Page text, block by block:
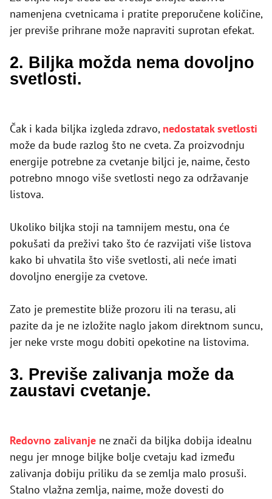
namenjena cvetnicama i pratite preporučene količine,
jer previše prihrane može napraviti suprotan efekat.
2. Biljka možda nema dovoljno
svetlosti.
Čak i kada biljka izgleda zdravo, nedostatak svetlosti
može da bude razlog što ne cveta. Za proizvodnju
energije potrebne za cvetanje biljci je, naime, često
potrebno mnogo više svetlosti nego za održavanje
listova.
Ukoliko biljka stoji na tamnijem mestu, ona će
pokušati da preživi tako što će razvijati više listova
kako bi uhvatila što više svetlosti, ali neće imati
dovoljno energije za cvetove.
Zato je premestite bliže prozoru ili na terasu, ali
pazite da je ne izložite naglo jakom direktnom suncu,
jer neke vrste mogu dobiti opekotine na listovima.
3. Previše zalivanja može da
zaustavi cvetanje.
Redovno zalivanje ne znači da biljka dobija idealnu
negu jer mnoge biljke bolje cvetaju kad između
zalivanja dobiju priliku da se zemlja malo prosuši.
Stalno vlažna zemlja, naime, može dovesti do